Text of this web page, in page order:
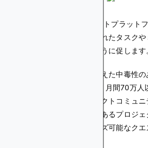
もう1つのトップ暗号クエストプラット
で、ユーザーにゲーム化されたタスク
してトークンを獲得するように促します
段階的な報酬システムを備えた中毒性
モデルを構築したZealyは、月間70万
ユーザーを抱え、プロジェクトコミュ
ィング、教育、やりがいのあるプロジ
のための完全にカスタマイズ可能なク